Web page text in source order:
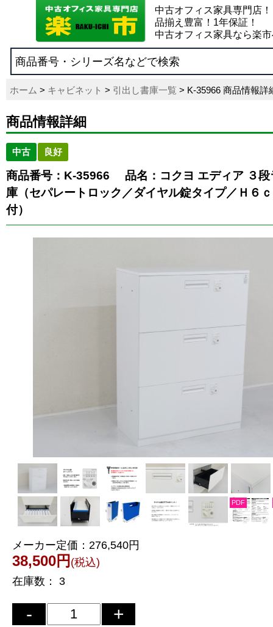
中古オフィス家具専門店！
品揃え豊富！1年保証！
中古オフィス家具なら楽
ホーム > キャビネット > 引出し書庫一覧 > K-35966 商品情報詳
商品情報詳細
中古 良好
商品番号：K-35966
品名：コクヨ エディア ３
庫（セパレートロック／ダイヤル錠タイプ／Ｈ６
付）
PDF
メーカー定価： 276,540円
38,500円 (税込)
在庫数：
3